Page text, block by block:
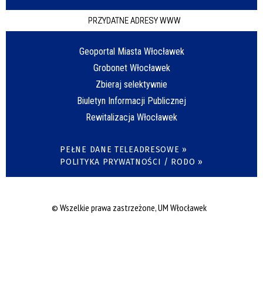
PRZYDATNE ADRESY WWW
Geoportal Miasta Włocławek
Grobonet Włocławek
Zbieraj selektywnie
Biuletyn Informacji Publicznej
Rewitalizacja Włocławek
PEŁNE DANE TELEADRESOWE »
POLITYKA PRYWATNOŚCI / RODO »
© Wszelkie prawa zastrzeżone, UM Włocławek